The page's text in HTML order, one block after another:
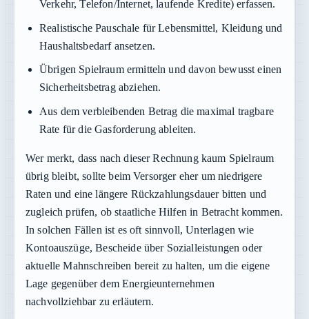
Verkehr, Telefon/Internet, laufende Kredite) erfassen.
Realistische Pauschale für Lebensmittel, Kleidung und
Haushaltsbedarf ansetzen.
Übrigen Spielraum ermitteln und davon bewusst einen
Sicherheitsbetrag abziehen.
Aus dem verbleibenden Betrag die maximal tragbare
Rate für die Gasforderung ableiten.
Wer merkt, dass nach dieser Rechnung kaum Spielraum
übrig bleibt, sollte beim Versorger eher um niedrigere
Raten und eine längere Rückzahlungsdauer bitten und
zugleich prüfen, ob staatliche Hilfen in Betracht kommen.
In solchen Fällen ist es oft sinnvoll, Unterlagen wie
Kontoauszüge, Bescheide über Sozialleistungen oder
aktuelle Mahnschreiben bereit zu halten, um die eigene
Lage gegenüber dem Energieunternehmen
nachvollziehbar zu erläutern.